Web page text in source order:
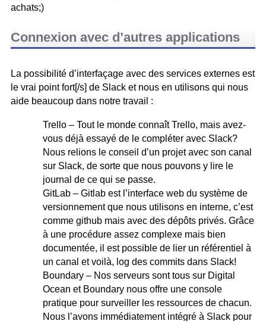
achats;)
Connexion avec d’autres applications
La possibilité d’interfaçage avec des services externes est
le vrai point fort[/s] de Slack et nous en utilisons qui nous
aide beaucoup dans notre travail :
Trello – Tout le monde connaît Trello, mais avez-
vous déjà essayé de le compléter avec Slack?
Nous relions le conseil d’un projet avec son canal
sur Slack, de sorte que nous pouvons y lire le
journal de ce qui se passe.
GitLab – Gitlab est l’interface web du système de
versionnement que nous utilisons en interne, c’est
comme github mais avec des dépôts privés. Grâce
à une procédure assez complexe mais bien
documentée, il est possible de lier un référentiel à
un canal et voilà, log des commits dans Slack!
Boundary – Nos serveurs sont tous sur Digital
Ocean et Boundary nous offre une console
pratique pour surveiller les ressources de chacun.
Nous l’avons immédiatement intégré à Slack pour